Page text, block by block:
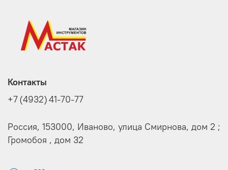
Контакты
+7 (4932) 41-70-77
Россия, 153000, Иваново, улица Смирнова, дом 2 ;
Громобоя , дом 32